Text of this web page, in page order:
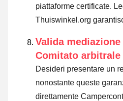
piattaforme certificate.
Thuiswinkel.org
Valida
Comitato
Desideri presentare un
nonostante queste
direttamente